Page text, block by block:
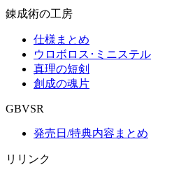
錬成術の工房
仕様まとめ
ウロボロス･ミニステル
真理の短剣
創成の魂片
GBVSR
発売日/特典内容まとめ
リリンク